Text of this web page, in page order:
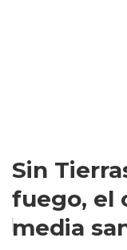
Sin
fuego, el
media